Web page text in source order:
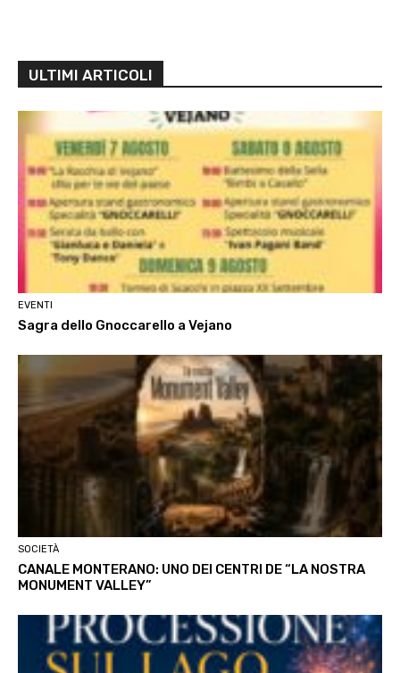
ULTIMI ARTICOLI
EVENTI
Sagra dello Gnoccarello a Vejano
SOCIETÀ
CANALE MONTERANO: UNO DEI CENTRI DE “LA NOSTRA
MONUMENT VALLEY”